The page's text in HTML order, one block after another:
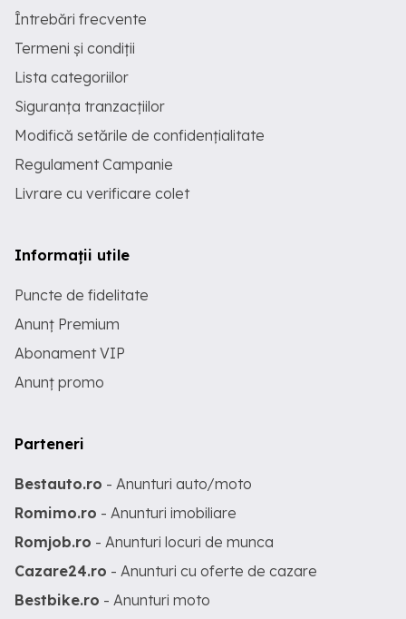
Întrebări frecvente
Termeni și condiții
Lista categoriilor
Siguranța tranzacțiilor
Modifică setările de confidențialitate
Regulament Campanie
Livrare cu verificare colet
Informații utile
Puncte de fidelitate
Anunț Premium
Abonament VIP
Anunț promo
Parteneri
Bestauto.ro - Anunturi auto/moto
Romimo.ro - Anunturi imobiliare
Romjob.ro - Anunturi locuri de munca
Cazare24.ro - Anunturi cu oferte de cazare
Bestbike.ro - Anunturi moto